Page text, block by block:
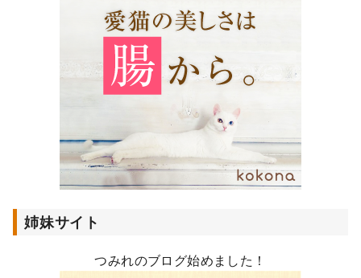
姉妹サイト
つみれのブログ始めました！